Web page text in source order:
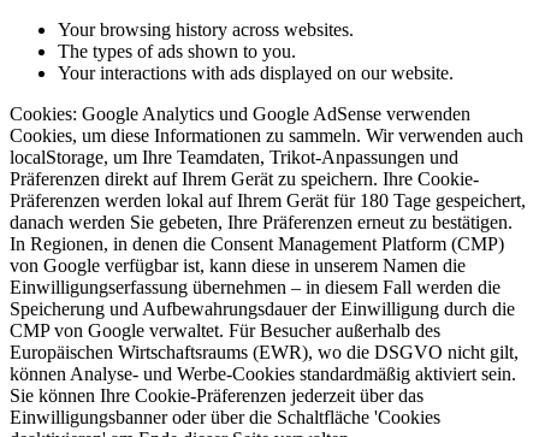
Your browsing history across websites.
The types of ads shown to you.
Your interactions with ads displayed on our website.
Cookies: Google Analytics und Google AdSense verwenden
Cookies, um diese Informationen zu sammeln. Wir verwenden auch
localStorage, um Ihre Teamdaten, Trikot-Anpassungen und
Präferenzen direkt auf Ihrem Gerät zu speichern. Ihre Cookie-
Präferenzen werden lokal auf Ihrem Gerät für 180 Tage gespeichert,
danach werden Sie gebeten, Ihre Präferenzen erneut zu bestätigen.
In Regionen, in denen die Consent Management Platform (CMP)
von Google verfügbar ist, kann diese in unserem Namen die
Einwilligungserfassung übernehmen – in diesem Fall werden die
Speicherung und Aufbewahrungsdauer der Einwilligung durch die
CMP von Google verwaltet. Für Besucher außerhalb des
Europäischen Wirtschaftsraums (EWR), wo die DSGVO nicht gilt,
können Analyse- und Werbe-Cookies standardmäßig aktiviert sein.
Sie können Ihre Cookie-Präferenzen jederzeit über das
Einwilligungsbanner oder über die Schaltfläche 'Cookies